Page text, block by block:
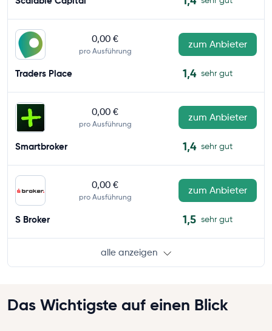
0,00 €
pro Ausführung
zum Anbieter
Traders Place 1,4 sehr gut
0,00 €
pro Ausführung
zum Anbieter
Smartbroker 1,4 sehr gut
0,00 €
pro Ausführung
zum Anbieter
S Broker 1,5 sehr gut
alle anzeigen
Das Wichtigste auf einen Blick